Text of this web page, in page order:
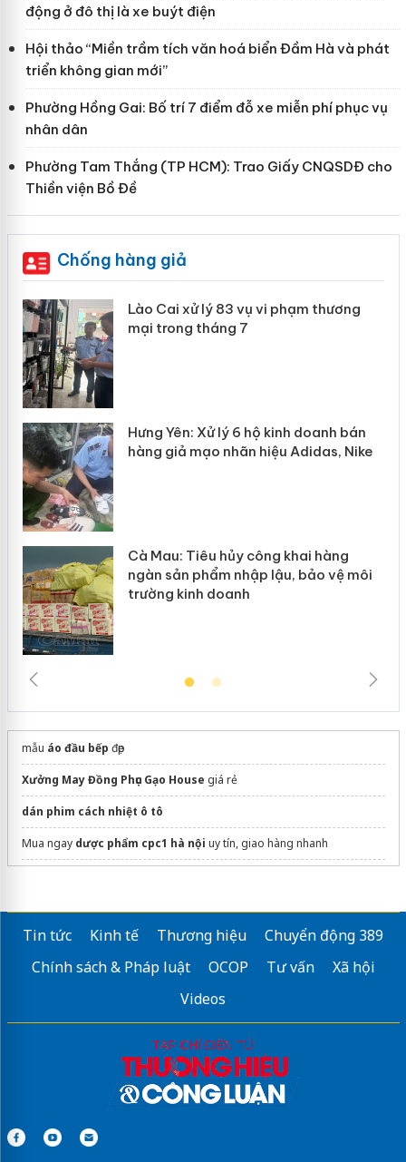
động ở đô thị là xe buýt điện
Hội thảo “Miền trầm tích văn hoá biển Đầm Hà và phát
triển không gian mới”
Phường Hồng Gai: Bố trí 7 điểm đỗ xe miễn phí phục vụ
nhân dân
Phường Tam Thắng (TP HCM): Trao Giấy CNQSDĐ cho
Thiền viện Bồ Đề
Chống hàng giả
Lào Cai xử lý 83 vụ vi phạm thương
mại trong tháng 7
Hưng Yên: Xử lý 6 hộ kinh doanh bán
hàng giả mạo nhãn hiệu Adidas, Nike
Cà Mau: Tiêu hủy công khai hàng
ngàn sản phẩm nhập lậu, bảo vệ môi
trường kinh doanh
mẫu áo đầu bếp đẹp
Xưởng May Đồng Phục Gạo House giá rẻ
dán phim cách nhiệt ô tô
Mua ngay dược phẩm cpc1 hà nội uy tín, giao hàng nhanh
Tin tức Kinh tế Thương hiệu
Chuyển động 389
Chính sách & Pháp luật
OCOP Tư vấn
Xã hội
Videos